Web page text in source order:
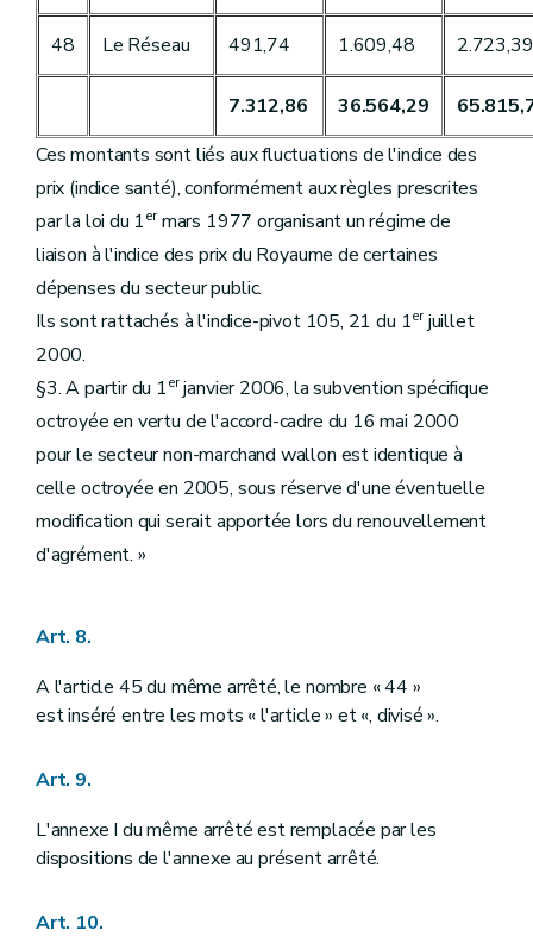
48 Le Réseau 491,74 1.609,48 2.723,39
7.312,86 36.564,29
Ces montants sont liés aux fluctuations de l'indice des
prix (indice santé), conformément aux règles prescrites
par la loi du 1ermars 1977 organisant un régime de
liaison à l'indice des prix du Royaume de certaines
dépenses du secteur public.
Ils sont rattachés à l'indice-pivot 105, 21 du 1erjuillet
2000.
§3. A partir du 1erjanvier 2006, la subvention spécifique
octroyée en vertu de l'accord-cadre du 16 mai 2000
pour le secteur non-marchand wallon est identique à
celle octroyée en 2005, sous réserve d'une éventuelle
modification qui serait apportée lors du renouvellement
d'agrément. »
Art. 8.
A l'article 45 du même arrêté, le nombre « 44 »
est inséré entre les mots « l'article » et «, divisé ».
Art. 9.
L'annexe I du même arrêté est remplacée par les
dispositions de l'annexe au présent arrêté.
Art. 10.